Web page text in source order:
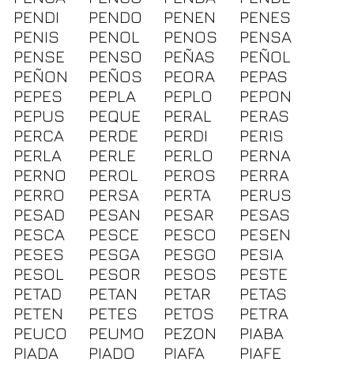
PENDI
PENDO PENEN
PENES
PENIS
PENOL PENOS
PENSA
PENSE
PENSO PEÑAS
PEÑOL
PEÑON
PEÑOS PEORA
PEPAS
PEPES
PEPLA PEPLO
PEPON
PEPUS
PEQUE PERAL
PERAS
PERCA
PERDE PERDI
PERIS
PERLA
PERLE PERLO
PERNA
PERNO
PEROL PEROS
PERRA
PERRO
PERSA PERTA
PERUS
PESAD
PESAN PESAR
PESAS
PESCA
PESCE PESCO
PESEN
PESES
PESGA PESGO
PESIA
PESOL
PESOR PESOS
PESTE
PETAD
PETAN PETAR
PETAS
PETEN
PETES PETOS
PETRA
PEUCO
PEUMO PEZON
PIABA
PIADA
PIADO PIAFA
PIAFE